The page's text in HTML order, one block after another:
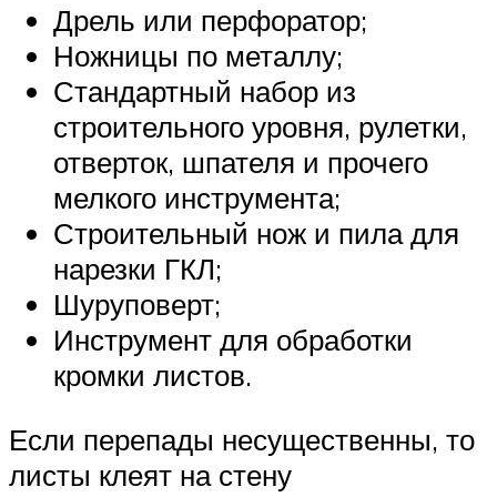
Дрель или перфоратор;
Ножницы по металлу;
Стандартный набор из
строительного уровня, рулетки,
отверток, шпателя и прочего
мелкого инструмента;
Строительный нож и пила для
нарезки ГКЛ;
Шуруповерт;
Инструмент для обработки
кромки листов.
Если перепады несущественны, то
листы клеят на стену